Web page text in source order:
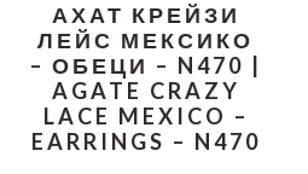
АХАТ КРЕЙЗИ
ЛЕЙС МЕКСИКО
– ОБЕЦИ – N470 |
AGATE CRAZY
LACE MEXICO –
EARRINGS – N470